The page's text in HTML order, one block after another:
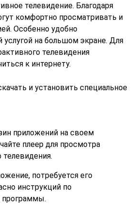
телевидение. Благодаря
комфортно просматривать и
Особенно удобно
услугой на большом экране. Для
телевидения
к интернету.
и установить специальное
приложений на своем
плеер для просмотра
телевидения.
потребуется его
инструкций по
программы.